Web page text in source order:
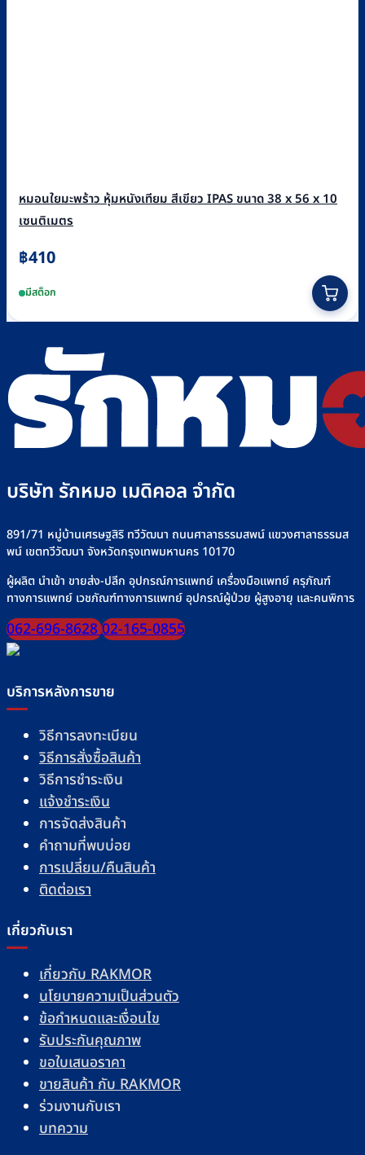
หมอนใยมะพร้าว หุ้มหนังเทียม สีเขียว IPAS ขนาด 38 x 56 x 10
เซนติเมตร
฿410
มีสต็อก
บริษัท รักหมอ เมดิคอล จำกัด
891/71 หมู่บ้านเศรษฐสิริ ทวีวัฒนา ถนนศาลาธรรมสพน์ แขวงศาลาธรรมส
พน์ เขตทวีวัฒนา จังหวัดกรุงเทพมหานคร 10170
ผู้ผลิต นำเข้า ขายส่ง-ปลีก อุปกรณ์การแพทย์ เครื่องมือแพทย์ ครุภัณฑ์
ทางการแพทย์ เวชภัณฑ์ทางการแพทย์ อุปกรณ์ผู้ป่วย ผู้สูงอายุ และคนพิการ
062-696-862802-165-0855
บริการหลังการขาย
วิธีการลงทะเบียน
วิธีการสั่งซื้อสินค้า
วิธีการชำระเงิน
แจ้งชำระเงิน
การจัดส่งสินค้า
คำถามที่พบบ่อย
การเปลี่ยน/คืนสินค้า
ติดต่อเรา
เกี่ยวกับเรา
เกี่ยวกับ RAKMOR
นโยบายความเป็นส่วนตัว
ข้อกำหนดและเงื่อนไข
รับประกันคุณภาพ
ขอใบเสนอราคา
ขายสินค้า กับ RAKMOR
ร่วมงานกับเรา
บทความ